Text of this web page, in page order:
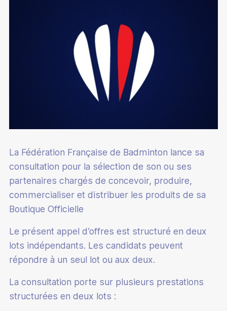
La Fédération Française de Badminton lance sa
consultation pour la sélection de son ou ses
partenaires chargés de concevoir, produire,
commercialiser et distribuer les produits de sa
Boutique Officielle
Le présent appel d’offres est structuré en deux
lots indépendants. Les candidats peuvent
répondre à un seul lot ou aux deux.
La consultation porte sur plusieurs prestations
structurées en deux lots :